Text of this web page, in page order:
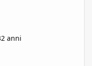
2 anni